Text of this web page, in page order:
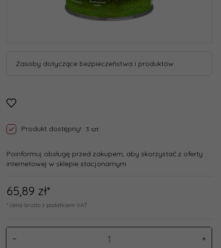
Zasoby dotyczące bezpieczeństwa i produktów
Produkt dostępny! 3 szt.
Poinformuj obsługę przed zakupem, aby skorzystać z oferty
internetowej w sklepie stacjonarnym
65,89 zł*
* cena brutto z podatkiem VAT